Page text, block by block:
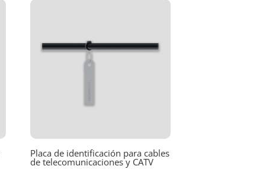
Placa de identificación para cables
de telecomunicaciones y CATV